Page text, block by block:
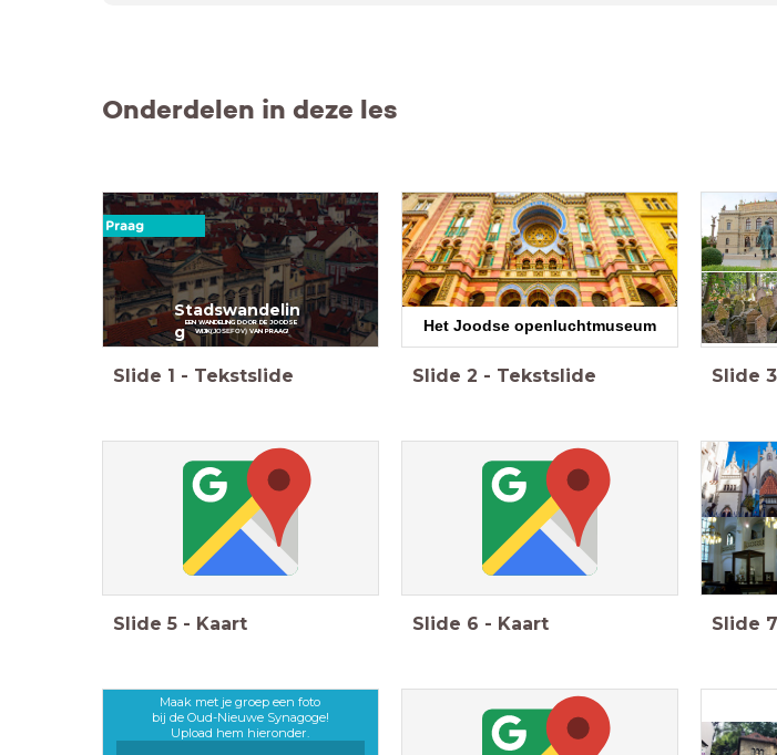
Onderdelen in deze les
Praag
Stadswandelin
g
EEN WANDELING DOOR DE JOODSE
WIJK(JOSEFOV) VANPRAAG!
Slide 1 - Tekstslide
Het Joodse openluchtmuseum
Slide 2 - Tekstslide Slide 3
Slide 5 - Kaart Slide 6 - Kaart Slide 7
Maak met je groep een foto
bij de Oud-Nieuwe Synagoge!
Upload hem hieronder.